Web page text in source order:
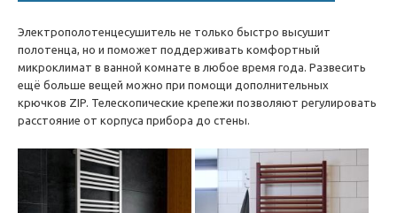
Электрополотенцесушитель не только быстро высушит
полотенца, но и поможет поддерживать комфортный
микроклимат в ванной комнате в любое время года. Развесить
ещё больше вещей можно при помощи дополнительных
крючков ZIP. Телескопические крепежи позволяют регулировать
расстояние от корпуса прибора до стены.